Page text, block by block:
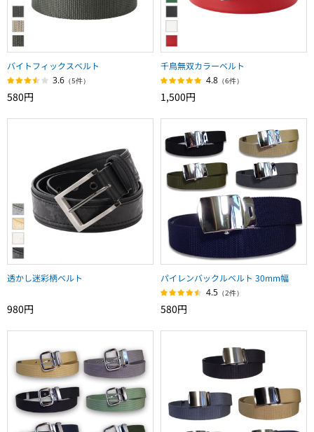
バイトフィックスベルト
3.6 （5件）
580円
千鳥無双カラーベルト
4.8 （6件）
1,500円
透かし迷彩柄ベルト
980円
パイレンバックルベルト 30mm幅
4.5 （2件）
580円